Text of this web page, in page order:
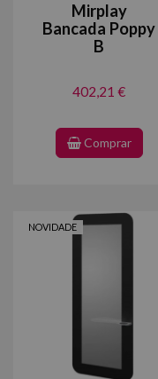
Mirplay
Bancada Poppy
B
402,21 €
Comprar
NOVIDADE